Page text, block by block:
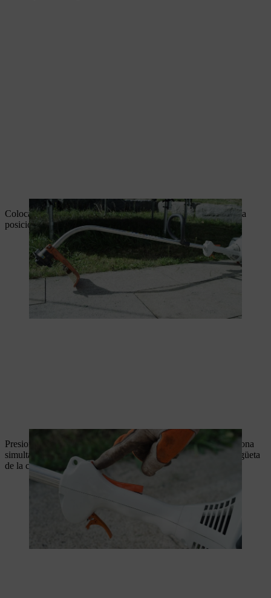
Coloca el interruptor de parada de la palanca multifunción en la
posición de funcionamiento I.
Presiona y mantén presionado el bloqueo del acelerador. Presiona
simultáneamente el acelerador hasta que el enganche de la lengüeta
de la carcasa quede encajado.